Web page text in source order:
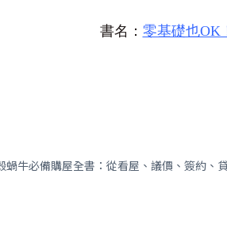
書名： 零基礎也OK
蝸牛必備購屋全書：從看屋、議價、簽約、